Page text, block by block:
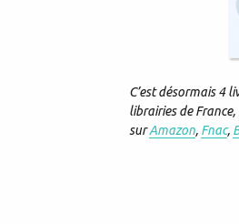
C’est désormais 4
librairies de
surAmazon, Fnac,